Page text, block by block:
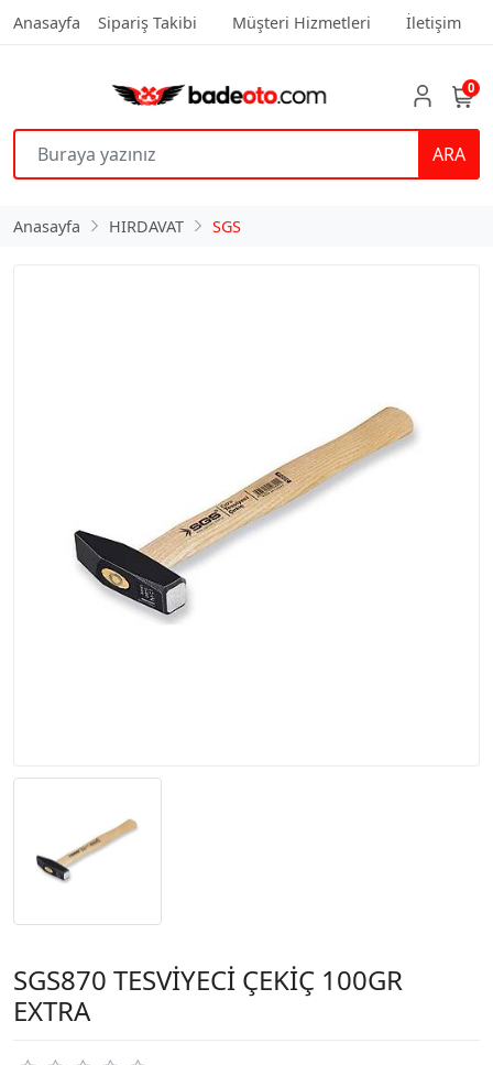
Anasayfa Sipariş Takibi Müşteri Hizmetleri İletişim
ARA
0
Anasayfa HIRDAVAT SGS
SGS870 TESVİYECİ ÇEKİÇ 100GR
EXTRA